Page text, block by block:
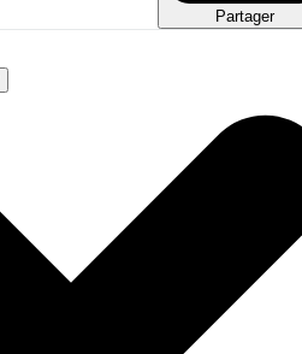
Partager